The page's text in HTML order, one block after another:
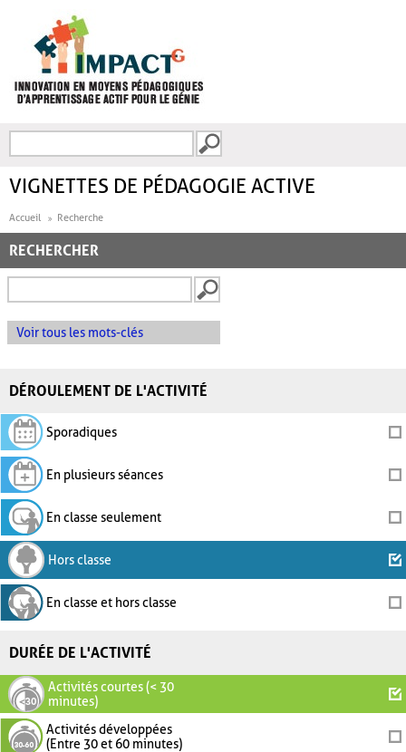
FORMULAIRE DE
VIGNETTES DE PÉDAGOGIE ACTIVE
Accueil Recherche
RECHERCHER
Voir tous les mots-clés
DÉROULEMENT DE L'ACTIVITÉ
Sporadiques
En plusieurs séances
En classe seulement
Hors classe
En classe et hors classe
DURÉE DE L'ACTIVITÉ
Activités courtes (< 30
minutes)
Activités développées
(Entre 30 et 60 minutes)